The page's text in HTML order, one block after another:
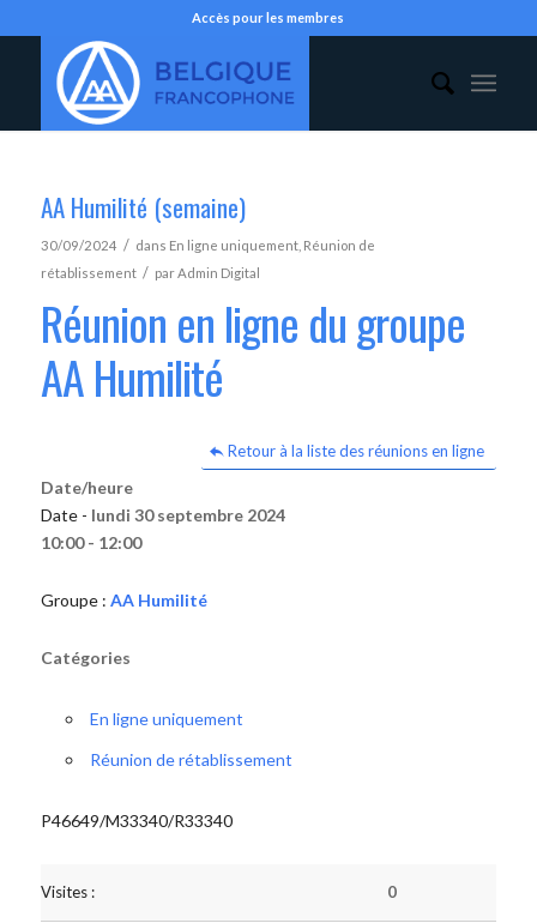
Accès pour les membres
AA Humilité (semaine)
30/09/2024 / dans En ligne uniquement, Réunion de
rétablissement / parAdmin Digital
Réunion en ligne du groupe
AA Humilité
Retour à la liste des réunions en ligne
Date/heure
Date - lundi 30 septembre 2024
10:00 - 12:00
Groupe : AA Humilité
Catégories
En ligne uniquement
Réunion de rétablissement
P46649/M33340/R33340
Visites : 0